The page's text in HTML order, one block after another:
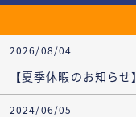
2026/08/04
【夏季休暇のお知らせ】
2024/06/05